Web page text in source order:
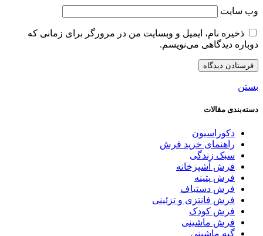
وب‌ سایت
ذخیره نام، ایمیل و وبسایت من در مرورگر برای زمانی که
دوباره دیدگاهی می‌نویسم.
بستن
دسته‌بندی مقالات
دکوراسیون
راهنمای خرید فرش
سبک زندگی
فرش آشپزخانه
فرش پتینه
فرش دستباف
فرش فانتزی و تزئینی
فرش کودک
فرش ماشینی
گبه ماشینی